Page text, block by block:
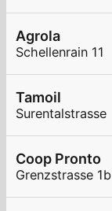
Agrola
Schellenrain 11
Tamoil
Surentalstrasse
Coop Pronto
Grenzstrasse 1b